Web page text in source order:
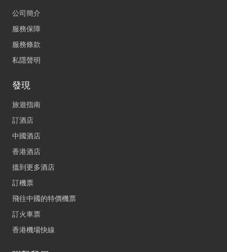
公司簡介
服務保障
服務條款
私隱聲明
發現
旅遊指南
訂酒店
中國酒店
香港酒店
搵到更多酒店
訂機票
飛往中國的特價機票
訂火車票
香港機場快線